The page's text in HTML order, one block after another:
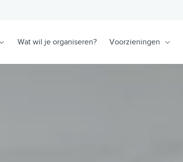
Wat wil je organiseren? Voorzieningen